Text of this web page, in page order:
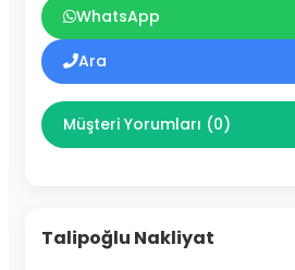
WhatsApp
Ara
Müşteri Yorumları (0)
Talipoğlu Nakliyat